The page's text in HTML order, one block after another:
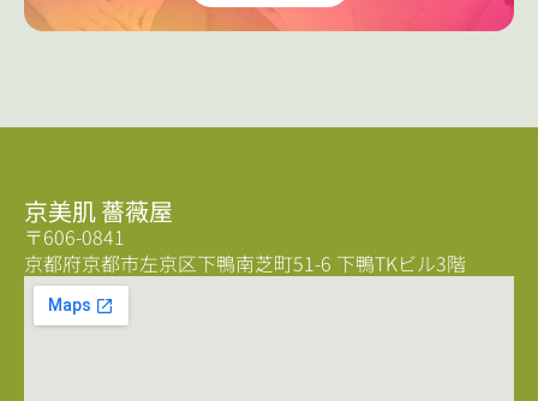
京美肌 薔薇屋
〒606-0841
京都府京都市左京区下鴨南芝町51-6 下鴨TKビル3階